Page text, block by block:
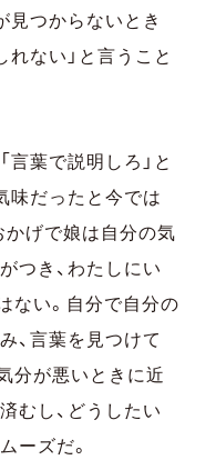
見つからないとき
ない」と言うこと
葉で説明しろ」と
味だったと今では
かげで娘は自分の気
つき、わたしにい
ない。自分で自分の
、言葉を見つけて
分が悪いときに近
むし、どうしたい
ーズだ。